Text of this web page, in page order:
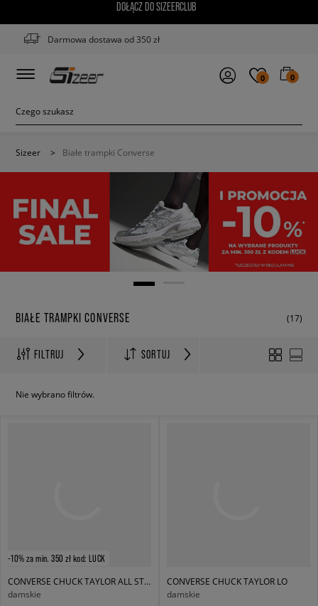
DOŁĄCZ DO SIZEERCLUB
Darmowa dostawa od 350 zł
0 0
Sizeer > Białe trampki Converse
BIAŁE TRAMPKI CONVERSE (17)
FILTRUJ SORTUJ
Nie wybrano filtrów.
-10% za min. 350 zł kod: LUCK
CONVERSE CHUCK TAYLOR ALL STAR OX
damskie
CONVERSE CHUCK TAYLOR LO
damskie